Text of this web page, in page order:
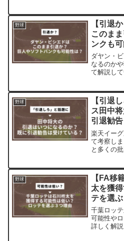
野球
【引退
このま
ンクも
ダヤン・
なるのか
て解説して
野球
【引退
ス田中
引退勧
楽天イー
て考察し
と多くの
野球
【FA移
太を獲
テを選
千葉ロッ
可能性や
詳しく解説